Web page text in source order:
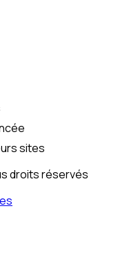
sites
droits réservés